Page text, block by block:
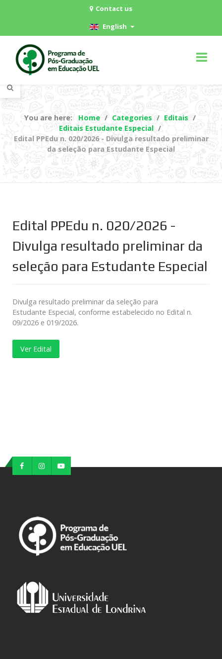
Contact us
English
You are here: Home Categories
Editais
Editais Estudante Especial
Edital PPEdu n. 020/2026 - Divulga resultado preliminar
da seleção para Estudante Especial
Edital PPEdu n. 020/2026 -
Divulga resultado preliminar da
seleção para Estudante Especial
Divulga resultado preliminar da seleção para
Estudante Especial, conforme estabelecido no Edital n.
09/2026 e 019/2026.
Ver Edital